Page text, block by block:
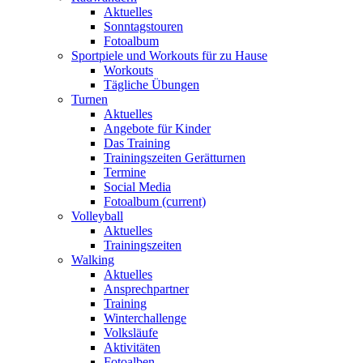
Aktuelles
Sonntagstouren
Fotoalbum
Sportpiele und Workouts für zu Hause
Workouts
Tägliche Übungen
Turnen
Aktuelles
Angebote für Kinder
Das Training
Trainingszeiten Gerätturnen
Termine
Social Media
Fotoalbum (current)
Volleyball
Aktuelles
Trainingszeiten
Walking
Aktuelles
Ansprechpartner
Training
Winterchallenge
Volksläufe
Aktivitäten